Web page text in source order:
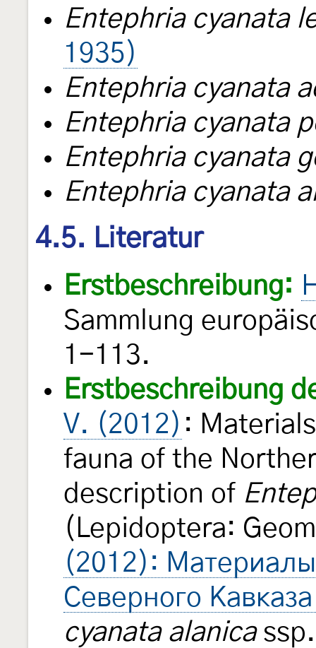
Entephria cyanata
1935)
Entephria cyanata
Entephria cyanata
Entephria cyanata
Entephria cyanata
4.5. Literatur
Erstbeschreibung:
Sammlung
1-113.
Erstbeschreibung
V. (2012) :
fauna of the
description of
(Lepidoptera:
(2012):
Северного
cyanata alanica